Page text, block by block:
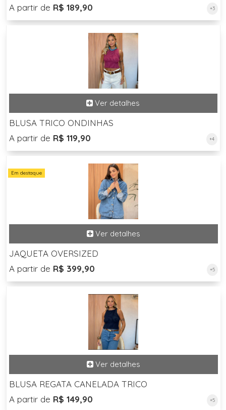
A partir de R$ 189,90 +3
BLUSA TRICO ONDINHAS
A partir de R$ 119,90 +4
Em destaque
JAQUETA OVERSIZED
A partir de R$ 399,90 +5
BLUSA REGATA CANELADA TRICO
A partir de R$ 149,90 +5